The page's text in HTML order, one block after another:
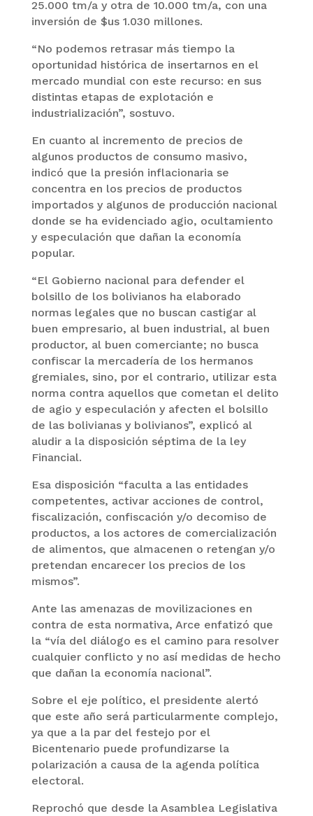
25.000 tm/a y otra de 10.000 tm/a, con una
inversión de $us 1.030 millones.
“No podemos retrasar más tiempo la
oportunidad histórica de insertarnos en el
mercado mundial con este recurso: en sus
distintas etapas de explotación e
industrialización”, sostuvo.
En cuanto al incremento de precios de
algunos productos de consumo masivo,
indicó que la presión inflacionaria se
concentra en los precios de productos
importados y algunos de producción nacional
donde se ha evidenciado agio, ocultamiento
y especulación que dañan la economía
popular.
“El Gobierno nacional para defender el
bolsillo de los bolivianos ha elaborado
normas legales que no buscan castigar al
buen empresario, al buen industrial, al buen
productor, al buen comerciante; no busca
confiscar la mercadería de los hermanos
gremiales, sino, por el contrario, utilizar esta
norma contra aquellos que cometan el delito
de agio y especulación y afecten el bolsillo
de las bolivianas y bolivianos”, explicó al
aludir a la disposición séptima de la ley
Financial.
Esa disposición “faculta a las entidades
competentes, activar acciones de control,
fiscalización, confiscación y/o decomiso de
productos, a los actores de comercialización
de alimentos, que almacenen o retengan y/o
pretendan encarecer los precios de los
mismos”.
Ante las amenazas de movilizaciones en
contra de esta normativa, Arce enfatizó que
la “vía del diálogo es el camino para resolver
cualquier conflicto y no así medidas de hecho
que dañan la economía nacional”.
Sobre el eje político, el presidente alertó
que este año será particularmente complejo,
ya que a la par del festejo por el
Bicentenario puede profundizarse la
polarización a causa de la agenda política
electoral.
Reprochó que desde la Asamblea Legislativa